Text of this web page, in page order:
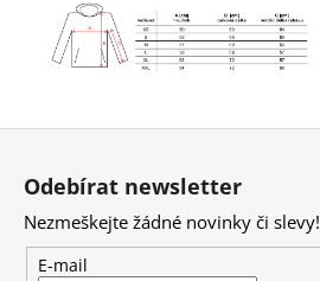
Odebírat newsletter
Nezmeškejte žádné novinky či slevy!
E-mail